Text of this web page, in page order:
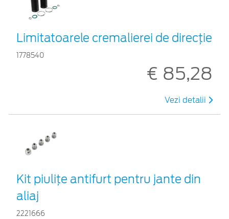
Limitatoarele cremalierei de direcţie
1778540
€ 85,28
Vezi detalii
Kit piuliţe antifurt pentru jante din
aliaj
2221666